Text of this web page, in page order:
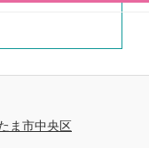
ま市中央区